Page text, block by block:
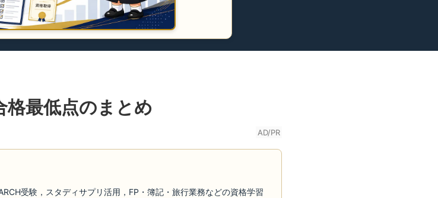
格最低点のまとめ
AD/PR
受験，スタディサプリ活用，FP・簿記・旅行業務などの資格学習